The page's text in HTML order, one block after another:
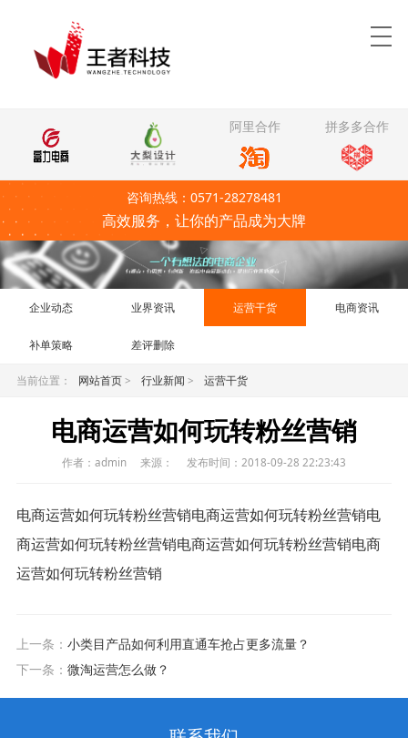
阿里合作 拼多多合作
咨询热线：0571-28278481
高效服务，让你的产品成为大牌
企业动态 业界资讯 运营干货 电商资讯
补单策略 差评删除
当前位置： 网站首页> 行业新闻 > 运营干货
电商运营如何玩转粉丝营销
作者：admin 来源： 发布时间：2018-09-28 22:23:43
电商运营如何玩转粉丝营销电商运营如何玩转粉丝营销电
商运营如何玩转粉丝营销电商运营如何玩转粉丝营销电商
运营如何玩转粉丝营销
上一条： 小类目产品如何利用直通车抢占更多流量？
下一条： 微淘运营怎么做？